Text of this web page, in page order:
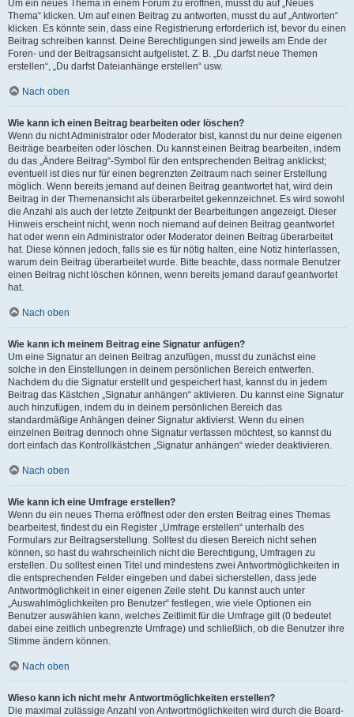
Um ein neues Thema in einem Forum zu eröffnen, musst du auf „Neues
Thema“ klicken. Um auf einen Beitrag zu antworten, musst du auf „Antworten“
klicken. Es könnte sein, dass eine Registrierung erforderlich ist, bevor du einen
Beitrag schreiben kannst. Deine Berechtigungen sind jeweils am Ende der
Foren- und der Beitragsansicht aufgelistet. Z. B. „Du darfst neue Themen
erstellen“, „Du darfst Dateianhänge erstellen“ usw.
Nach oben
Wie kann ich einen Beitrag bearbeiten oder löschen?
Wenn du nicht Administrator oder Moderator bist, kannst du nur deine eigenen
Beiträge bearbeiten oder löschen. Du kannst einen Beitrag bearbeiten, indem
du das „Ändere Beitrag“-Symbol für den entsprechenden Beitrag anklickst;
eventuell ist dies nur für einen begrenzten Zeitraum nach seiner Erstellung
möglich. Wenn bereits jemand auf deinen Beitrag geantwortet hat, wird dein
Beitrag in der Themenansicht als überarbeitet gekennzeichnet. Es wird sowohl
die Anzahl als auch der letzte Zeitpunkt der Bearbeitungen angezeigt. Dieser
Hinweis erscheint nicht, wenn noch niemand auf deinen Beitrag geantwortet
hat oder wenn ein Administrator oder Moderator deinen Beitrag überarbeitet
hat. Diese können jedoch, falls sie es für nötig halten, eine Notiz hinterlassen,
warum dein Beitrag überarbeitet wurde. Bitte beachte, dass normale Benutzer
einen Beitrag nicht löschen können, wenn bereits jemand darauf geantwortet
hat.
Nach oben
Wie kann ich meinem Beitrag eine Signatur anfügen?
Um eine Signatur an deinen Beitrag anzufügen, musst du zunächst eine
solche in den Einstellungen in deinem persönlichen Bereich entwerfen.
Nachdem du die Signatur erstellt und gespeichert hast, kannst du in jedem
Beitrag das Kästchen „Signatur anhängen“ aktivieren. Du kannst eine Signatur
auch hinzufügen, indem du in deinem persönlichen Bereich das
standardmäßige Anhängen deiner Signatur aktivierst. Wenn du einen
einzelnen Beitrag dennoch ohne Signatur verfassen möchtest, so kannst du
dort einfach das Kontrollkästchen „Signatur anhängen“ wieder deaktivieren.
Nach oben
Wie kann ich eine Umfrage erstellen?
Wenn du ein neues Thema eröffnest oder den ersten Beitrag eines Themas
bearbeitest, findest du ein Register „Umfrage erstellen“ unterhalb des
Formulars zur Beitragserstellung. Solltest du diesen Bereich nicht sehen
können, so hast du wahrscheinlich nicht die Berechtigung, Umfragen zu
erstellen. Du solltest einen Titel und mindestens zwei Antwortmöglichkeiten in
die entsprechenden Felder eingeben und dabei sicherstellen, dass jede
Antwortmöglichkeit in einer eigenen Zeile steht. Du kannst auch unter
„Auswahlmöglichkeiten pro Benutzer“ festlegen, wie viele Optionen ein
Benutzer auswählen kann, welches Zeitlimit für die Umfrage gilt (0 bedeutet
dabei eine zeitlich unbegrenzte Umfrage) und schließlich, ob die Benutzer ihre
Stimme ändern können.
Nach oben
Wieso kann ich nicht mehr Antwortmöglichkeiten erstellen?
Die maximal zulässige Anzahl von Antwortmöglichkeiten wird durch die Board-